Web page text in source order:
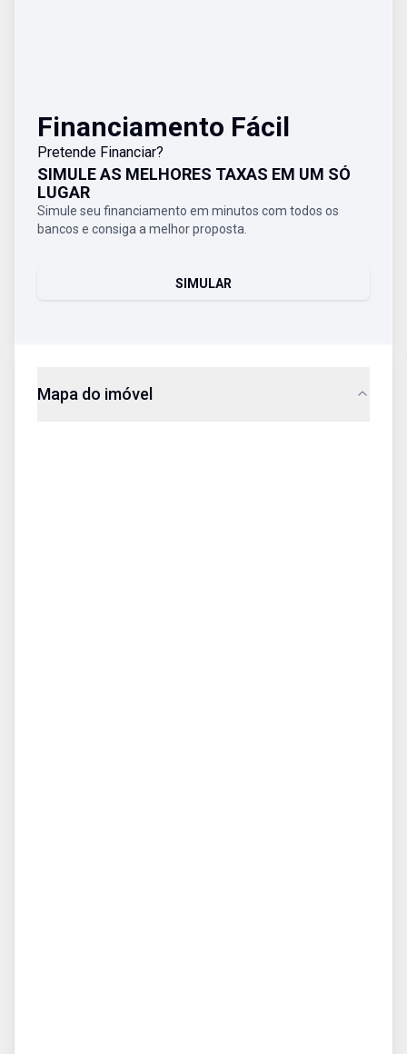
Financiamento Fácil
Pretende Financiar?
SIMULE AS MELHORES TAXAS EM UM SÓ
LUGAR
Simule seu financiamento em minutos com todos os
bancos e consiga a melhor proposta.
SIMULAR
Mapa do imóvel